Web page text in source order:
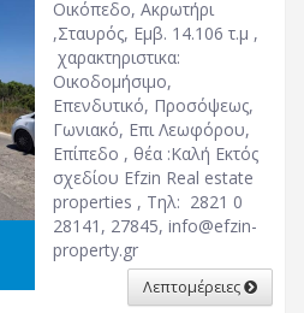
Οικόπεδο, Ακρωτήρι
,Σταυρός, Εμβ. 14.106 τ.μ ,
χαρακτηριστικα:
Οικοδομήσιμο,
Επενδυτικό, Προσόψεως,
Γωνιακό, Επι Λεωφόρου,
Επίπεδο , θέα :Καλή Εκτός
σχεδίου Efzin Real estate
properties , Τηλ: 2821 0
28141, 27845, info@efzin-
property.gr
Λεπτομέρειες